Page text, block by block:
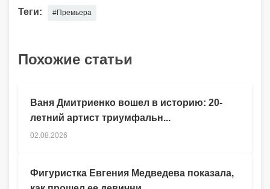
Теги: #Премьера
Похожие статьи
Ваня Дмитриенко вошел в историю: 20-
летний артист триумфальн...
02.08.2026
Фигуристка Евгения Медведева показала,